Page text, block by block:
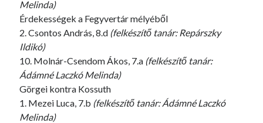
Melinda)
Érdekességek a Fegyvertár mélyéből
2. Csontos András, 8.d (felkészítő tanár: Repárszky
Ildikó)
10. Molnár-Csendom Ákos, 7.a (felkészítő tanár:
Ádámné Laczkó Melinda)
Görgei kontra Kossuth
1. Mezei Luca, 7.b (felkészítő tanár: Ádámné Laczkó
Melinda)